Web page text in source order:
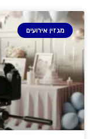
מגזין אירועים